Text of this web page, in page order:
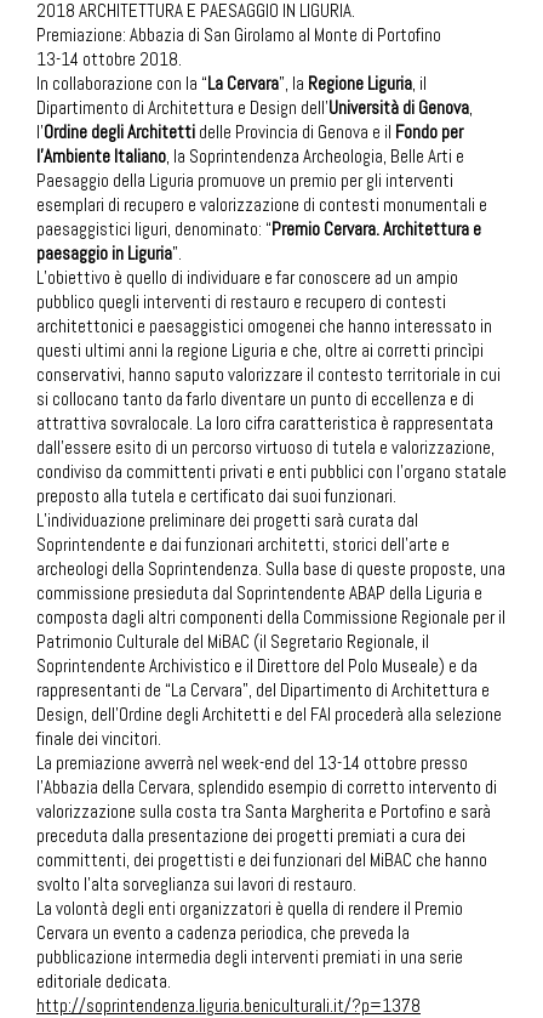
2018 ARCHITETTURA E PAESAGGIO IN LIGURIA.
Premiazione: Abbazia di San Girolamo al Monte di Portofino
13-14 ottobre 2018.
In collaborazione con la “La Cervara”, la Regione Liguria , il
Dipartimento di Architettura e Design dell’Università di Genova
l’Ordine degli Architetti delle Provincia di Genova e il Fondo per
l’Ambiente Italiano , la Soprintendenza Archeologia, Belle Arti e
Paesaggio della Liguria promuove un premio per gli interventi
esemplari di recupero e valorizzazione di contesti monumentali e
paesaggistici liguri, denominato: “Premio Cervara. Architettura e
paesaggio in Liguria”.
L’obiettivo è quello di individuare e far conoscere ad un ampio
pubblico quegli interventi di restauro e recupero di contesti
architettonici e paesaggistici omogenei che hanno interessato in
questi ultimi anni la regione Liguria e che, oltre ai corretti princìpi
conservativi, hanno saputo valorizzare il contesto territoriale in cui
si collocano tanto da farlo diventare un punto di eccellenza e di
attrattiva sovralocale. La loro cifra caratteristica è rappresentata
dall’essere esito di un percorso virtuoso di tutela e valorizzazione,
condiviso da committenti privati e enti pubblici con l’organo statale
preposto alla tutela e certificato dai suoi funzionari.
L’individuazione preliminare dei progetti sarà curata dal
Soprintendente e dai funzionari architetti, storici dell’arte e
archeologi della Soprintendenza. Sulla base di queste proposte, una
commissione presieduta dal Soprintendente ABAP della Liguria e
composta dagli altri componenti della Commissione Regionale per il
Patrimonio Culturale del MiBAC (il Segretario Regionale, il
Soprintendente Archivistico e il Direttore del Polo Museale) e da
rappresentanti de “La Cervara”, del Dipartimento di Architettura e
Design, dell’Ordine degli Architetti e del FAI procederà alla selezione
finale dei vincitori.
La premiazione avverrà nel week-end del 13-14 ottobre presso
l’Abbazia della Cervara, splendido esempio di corretto intervento di
valorizzazione sulla costa tra Santa Margherita e Portofino e sarà
preceduta dalla presentazione dei progetti premiati a cura dei
committenti, dei progettisti e dei funzionari del MiBAC che hanno
svolto l’alta sorveglianza sui lavori di restauro.
La volontà degli enti organizzatori è quella di rendere il Premio
Cervara un evento a cadenza periodica, che preveda la
pubblicazione intermedia degli interventi premiati in una serie
editoriale dedicata.
http://soprintendenza.liguria.beniculturali.it/?p=1378